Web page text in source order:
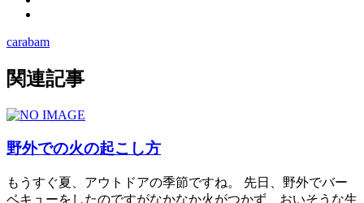
carabam
関連記事
野外での火の起こし方
もうすぐ夏、アウトドアの季節ですね。 先日、野外でバー
ベキューをしたのですがなかなか火がつかず、おいそうな生